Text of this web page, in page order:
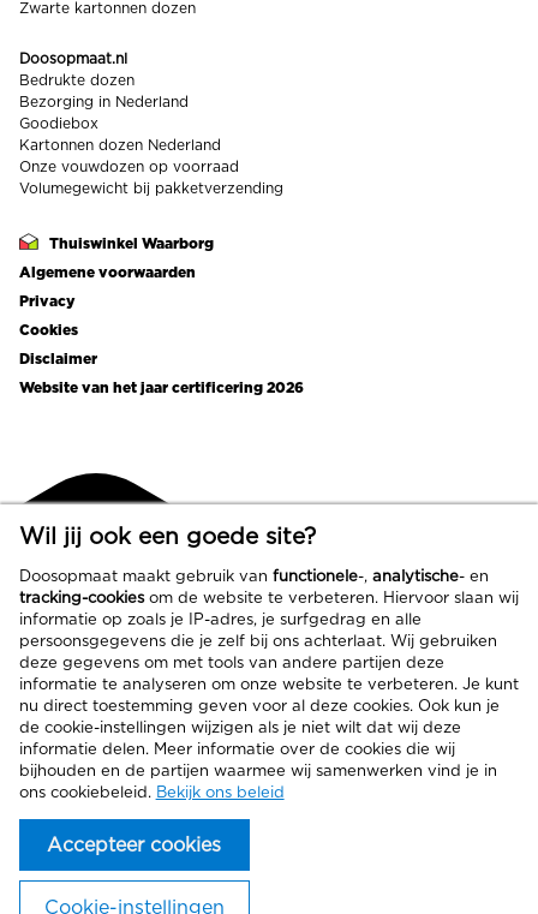
Totaal -
Zwarte kartonnen dozen
Doosopmaat.nl
Bedrukte dozen
Bezorging in Nederland
Goodiebox
Kartonnen dozen Nederland
Onze vouwdozen op voorraad
Volumegewicht bij pakketverzending
Footer
links
Thuiswinkel Waarborg
Algemene voorwaarden
Privacy
Cookies
Disclaimer
Website van het jaar certificering 2026
Jouw product.
Slim verpakt.
Wil jij ook een goede site?
Doosopmaat maakt gebruik van functionele-, analytische- en
tracking-cookiesom de website te verbeteren. Hiervoor slaan wij
informatie op zoals je IP-adres, je surfgedrag en alle
persoonsgegevens die je zelf bij ons achterlaat. Wij gebruiken
deze gegevens om met tools van andere partijen deze
informatie te analyseren om onze website te verbeteren. Je kunt
nu direct toestemming geven voor al deze cookies. Ook kun je
de cookie-instellingen wijzigen als je niet wilt dat wij deze
informatie delen. Meer informatie over de cookies die wij
bijhouden en de partijen waarmee wij samenwerken vind je in
ons cookiebeleid. Bekijk ons beleid
Accepteer cookies
Cookie-instellingen